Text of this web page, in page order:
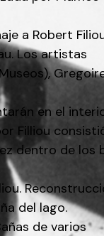
a Robert
Los artistas
en el
Filliou
dentro de los
del lago.
de varios